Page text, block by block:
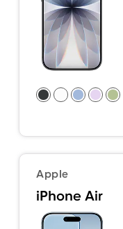
Apple
iPhone Air